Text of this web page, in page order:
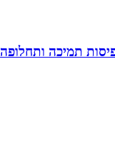
תמיכה ותחלופה